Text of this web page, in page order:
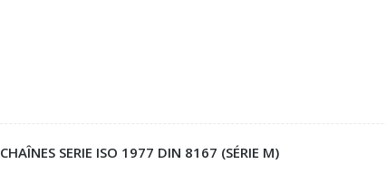
CHAÎNES SERIE ISO 1977 DIN 8167 (SÉRIE M)